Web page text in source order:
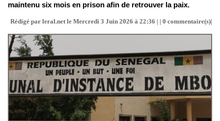
maintenu six mois en prison afin de retrouver la paix.
Rédigé par leral.net le Mercredi 3 Juin 2026 à 22:36 | | 0 commentaire(s)|